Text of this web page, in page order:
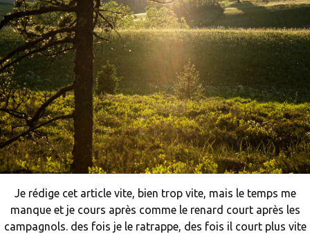
Je rédige cet article vite, bien trop vite, mais le temps me
manque et je cours après comme le renard court après les
campagnols. des fois je le ratrappe, des fois il court plus vite